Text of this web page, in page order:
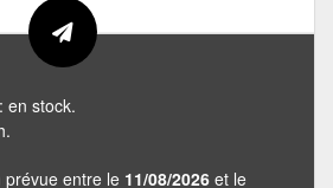
: en stock.
prévue entre le 11/08/2026 et le